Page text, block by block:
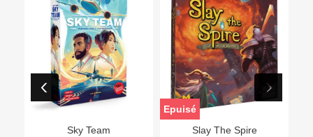
Sky Team Slay The Spire
Epuisé